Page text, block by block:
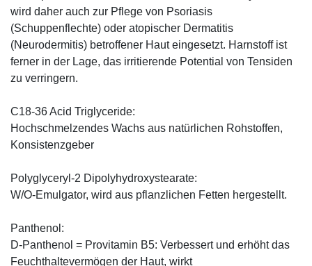
wird daher auch zur Pflege von Psoriasis
(Schuppenflechte) oder atopischer Dermatitis
(Neurodermitis) betroffener Haut eingesetzt. Harnstoff ist
ferner in der Lage, das irritierende Potential von Tensiden
zu verringern.
C18-36 Acid Triglyceride:
Hochschmelzendes Wachs aus natürlichen Rohstoffen,
Konsistenzgeber
Polyglyceryl-2 Dipolyhydroxystearate:
W/O-Emulgator, wird aus pflanzlichen Fetten hergestellt.
Panthenol:
D-Panthenol = Provitamin B5: Verbessert und erhöht das
Feuchthaltevermögen der Haut, wirkt